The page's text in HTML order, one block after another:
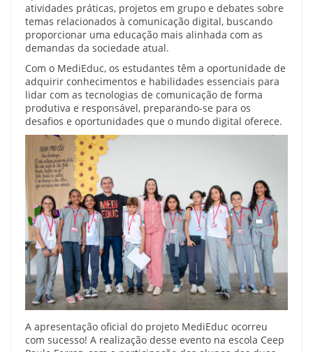
atividades práticas, projetos em grupo e debates sobre
temas relacionados à comunicação digital, buscando
proporcionar uma educação mais alinhada com as
demandas da sociedade atual.
Com o MediEduc, os estudantes têm a oportunidade de
adquirir conhecimentos e habilidades essenciais para
lidar com as tecnologias de comunicação de forma
produtiva e responsável, preparando-se para os
desafios e oportunidades que o mundo digital oferece.
A apresentação oficial do projeto MediEduc ocorreu
com sucesso! A realização desse evento na escola Ceep